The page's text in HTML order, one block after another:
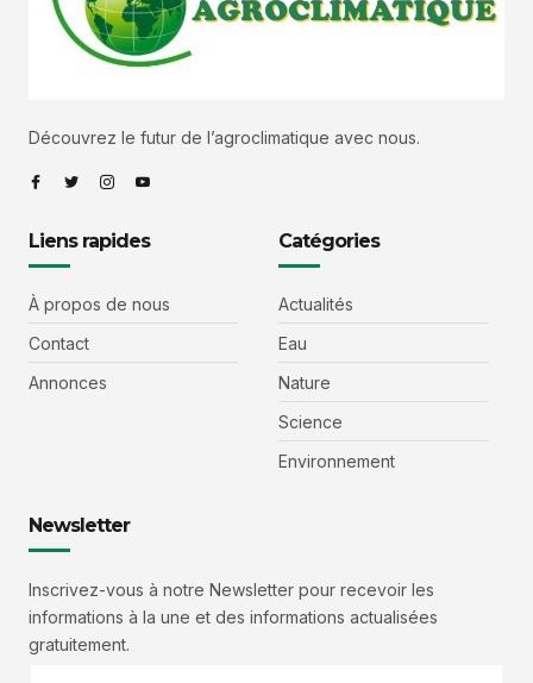
Découvrez le futur de l’agroclimatique avec nous.
Liens rapides
À propos de nous
Contact
Annonces
Catégories
Actualités
Eau
Nature
Science
Environnement
Newsletter
Inscrivez-vous à notre Newsletter pour recevoir les
informations à la une et des informations actualisées
gratuitement.